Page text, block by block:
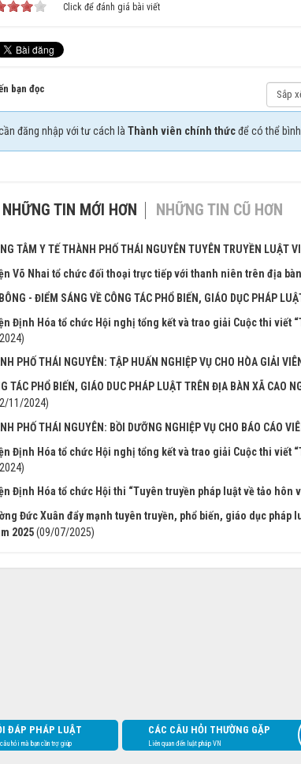
Click để đánh giá bài viết
bạn đọc
đăng nhập với tư cách là Thành viên chính thứcđể có thể
NHỮNG TIN MỚI HƠN NHỮNG TIN CŨ HƠN
TÂM Y TẾ THÀNH PHỐ THÁI NGUYÊN TUYÊN TRUYỀN LUẬT
Võ Nhai tổ chức đối thoại trực tiếp với thanh niên trên địa bàn
- ĐIỂM SÁNG VỀ CÔNG TÁC PHỔ BIẾN, GIÁO DỤC PHÁP
Định Hóa tổ chức Hội nghị tổng kết và trao giải Cuộc thi viết
PHỐ THÁI NGUYÊN: TẬP HUẤN NGHIỆP VỤ CHO HÒA GIẢI
TÁC PHỔ BIẾN, GIÁO DUC PHÁP LUẬT TRÊN ĐỊA BÀN XÃ CAO
11/2024)
PHỐ THÁI NGUYÊN: BỒI DƯỠNG NGHIỆP VỤ CHO BÁO CÁO
Định Hóa tổ chức Hội nghị tổng kết và trao giải Cuộc thi viết
Định Hóa tổ chức Hội thi “Tuyên truyền pháp luật về tảo hôn
Đức Xuân đẩy mạnh tuyên truyền, phổ biến, giáo dục
2025(09/07/2025)
ĐÁP PHÁP LUẬT
hỏi mà bạn cần trợ giúp
CÁC CÂU HỎI THƯỜNG GẶP
Liên quan đến luật pháp VN